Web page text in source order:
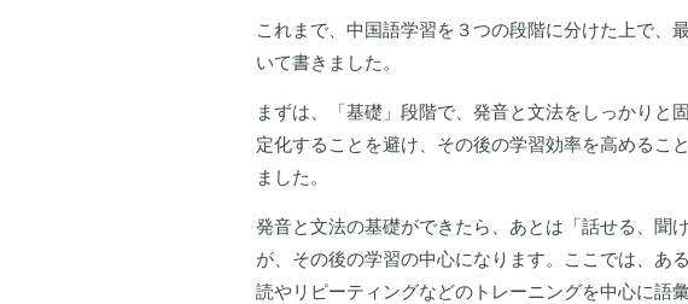
これまで、中国語学習を３つの段階に分けた上で、
いて書きました。
まずは、「基礎」段階で、発音と文法をしっかりと
定化することを避け、その後の学習効率を高めるこ
ました。
発音と文法の基礎ができたら、あとは「話せる、聞
が、その後の学習の中心になります。ここでは、あ
読やリピーティングなどのトレーニングを中心に語